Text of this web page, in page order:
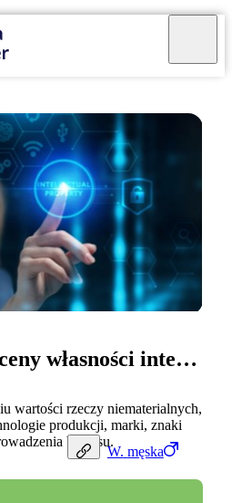
W. męska
Specjalistka wyceny własności intelektualnej
wartości rzeczy niematerialnych,
produkcji, marki, znaki
biznesu.